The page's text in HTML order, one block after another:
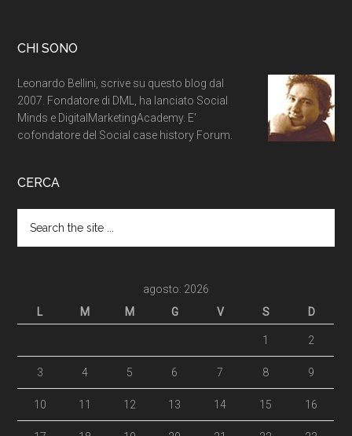
CHI SONO
Leonardo Bellini, scrive su questo blog dal
2007. Fondatore di DML, ha lanciato Social
Minds e DigitalMarketingAcademy. E'
cofondatore del Social case history Forum.
CERCA
agosto: 2026
L
M M G V S D
1 2
3 4 5 6 7 8 9
10 11 12 13 14 15 16